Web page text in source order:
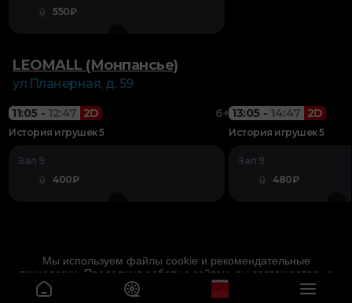
550₽
LEOMALL (Монпансье)
ул.Планерная, д. 59
11:05 - 12:47 2D 6+
История игрушек 5
Зал 9
400₽
13:05 - 14:47 2D
История игрушек 5
Зал 9
480₽
Мы используем файлы cookie и рекомендательные
технологии. Продолжив работу с сайтом, вы соглашаетесь с
Политика конфиденциальности
Даю согласие